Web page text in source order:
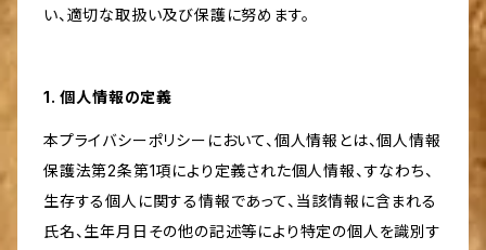
い、適切な取扱い及び保護に努めます。
1. 個人情報の定義
本プライバシーポリシーにおいて、個人情報とは、個人情報
保護法第2条第1項により定義された個人情報、すなわち、
生存する個人に関する情報であって、当該情報に含まれる
氏名、生年月日その他の記述等により特定の個人を識別す